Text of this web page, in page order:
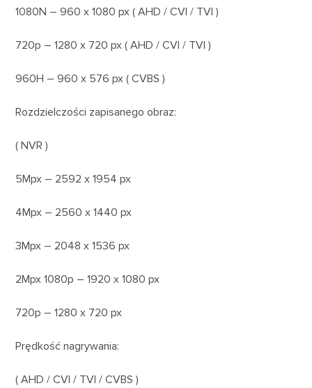
1080N – 960 x 1080 px ( AHD / CVI / TVI )
720p – 1280 x 720 px ( AHD / CVI / TVI )
960H – 960 x 576 px ( CVBS )
Rozdzielczości zapisanego obraz:
( NVR )
5Mpx – 2592 x 1954 px
4Mpx – 2560 x 1440 px
3Mpx – 2048 x 1536 px
2Mpx 1080p – 1920 x 1080 px
720p – 1280 x 720 px
Prędkość nagrywania:
( AHD / CVI / TVI / CVBS )